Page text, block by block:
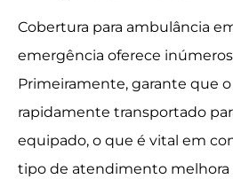
Cobertura para ambulância
emergência oferece
Primeiramente, garante que
rapidamente transportado
equipado, o que é vital em
tipo de atendimento melhora